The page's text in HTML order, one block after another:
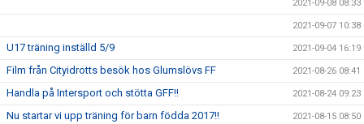
2021-09-08 08:33
2021-09-07 10:38
U17 träning inställd 5/9 2021-09-04 16:19
Film från Cityidrotts besök hos Glumslövs FF 2021-08-26 08:41
Handla på Intersport och stötta GFF!! 2021-08-24 09:23
Nu startar vi upp träning för barn födda 2017!! 2021-08-15 08:50